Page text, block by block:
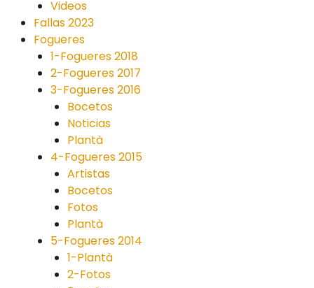
Videos
Fallas 2023
Fogueres
1-Fogueres 2018
2-Fogueres 2017
3-Fogueres 2016
Bocetos
Noticias
Plantà
4-Fogueres 2015
Artistas
Bocetos
Fotos
Plantà
5-Fogueres 2014
1-Plantà
2-Fotos